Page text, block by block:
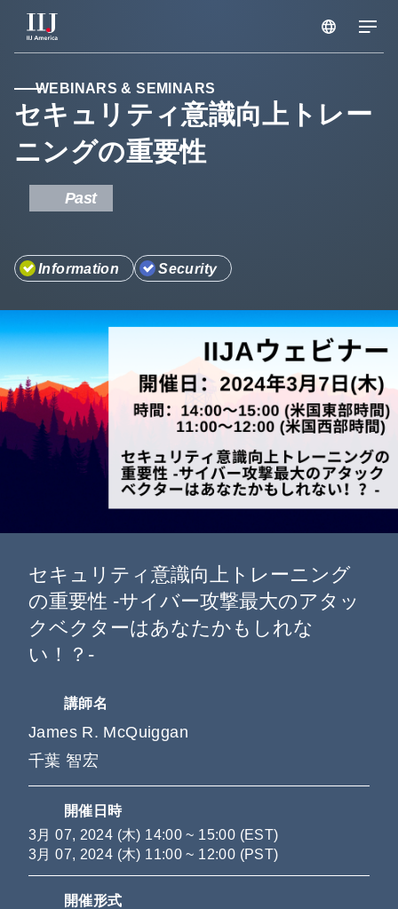
サービス & ソリューション
ブログ
セミナー
リソース
サポートポータル
メンテナンス情報
お知らせ
WEBINARS & SEMINARS
セキュリティ意識向上トレー
ニングの重要性
Past
Information Security
セキュリティ意識向上トレーニング
の重要性 -サイバー攻撃最大のアタッ
クベクターはあなたかもしれな
い！？-
講師名
James R. McQuiggan
千葉 智宏
開催日時
3月 07, 2024 (木) 14:00 ~ 15:00 (EST)
3月 07, 2024 (木) 11:00 ~ 12:00 (PST)
開催形式